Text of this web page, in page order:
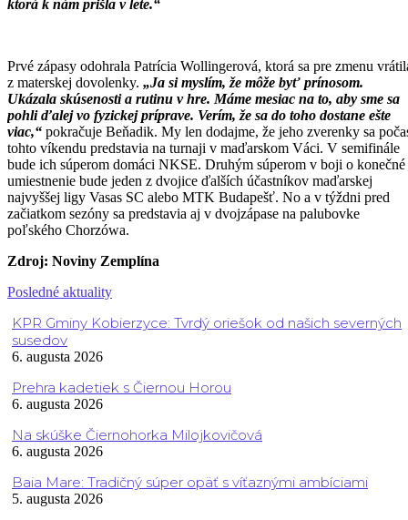
ktorá k nám prišla v lete.“
Prvé zápasy odohrala Patrícia Wollingerová, ktorá sa pre zmenu
z materskej dovolenky. „Ja si myslím, že môže byť prínosom.
Ukázala skúsenosti a rutinu v hre. Máme mesiac na to, aby sme sa
pohli ďalej vo fyzickej príprave. Verím, že sa do toho dostane ešte
viac,“ pokračuje Beňadik. My len dodajme, že jeho zverenky sa
tohto víkendu predstavia na turnaji v maďarskom Váci. V semifinále
bude ich súperom domáci NKSE. Druhým súperom v boji o konečné
umiestnenie bude jeden z dvojice ďalších účastníkov maďarskej
najvyššej ligy Vasas SC alebo MTK Budapešť. No a v týždni pred
začiatkom sezóny sa predstavia aj v dvojzápase na palubovke
poľského Chorzówa.
Zdroj: Noviny Zemplína
Posledné aktuality
KPR Gminy Kobierzyce: Tvrdý oriešok od našich severných
susedov
6. augusta 2026
Prehra kadetiek s Čiernou Horou
6. augusta 2026
Na skúške Čiernohorka Milojkovičová
6. augusta 2026
Baia Mare: Tradičný súper opäť s víťaznými ambíciami
5. augusta 2026